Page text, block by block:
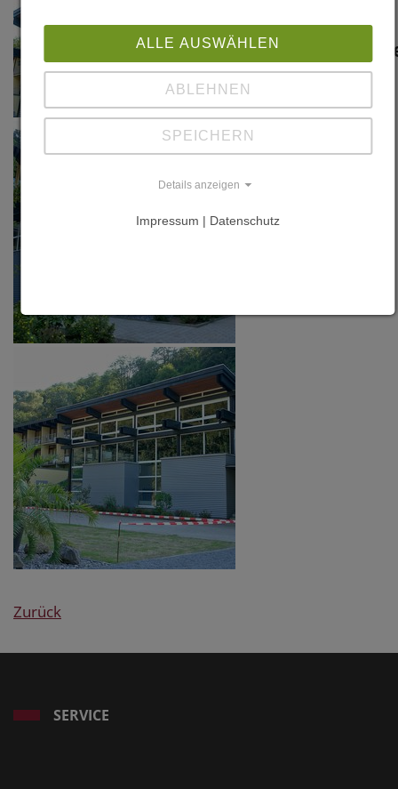
Zurück
Weitere
SERVICE
ALLE AUSWÄHLEN
ABLEHNEN
SPEICHERN
Details anzeigen
Impressum | Datenschutz